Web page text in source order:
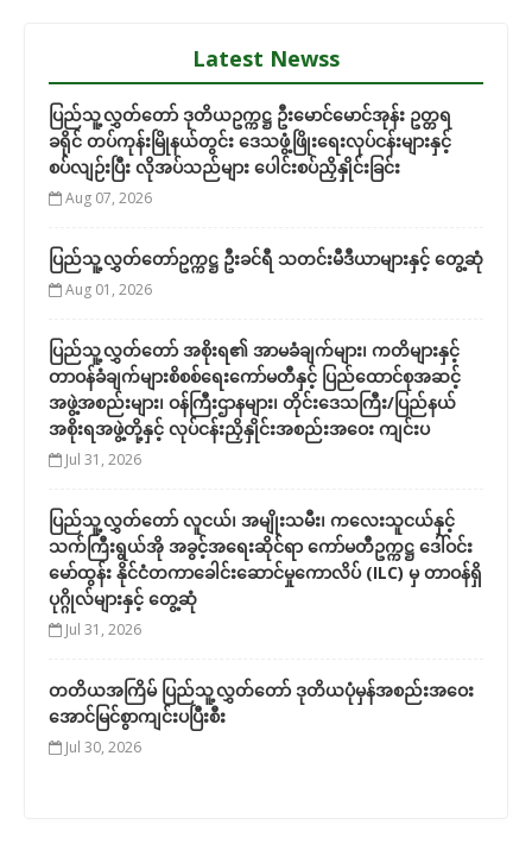
Latest Newss
ပြည်သူ့လွှတ်တော် ဒုတိယဥက္ကဋ္ဌ ဦးမောင်မောင်အုန်း ဥတ္တရ
ခရိုင် တပ်ကုန်းမြိုနယ်တွင်း ဒေသဖွံ့ဖြိုးရေးလုပ်ငန်းများနှင့်
စပ်လျဉ်းပြီး လိုအပ်သည်များ ပေါင်းစပ်ညှိနှိုင်းခြင်း
Aug 07, 2026
ပြည်သူ့လွှတ်တော်ဥက္ကဋ္ဌ ဦးခင်ရီ သတင်းမီဒီယာများနှင့် တွေ့ဆုံ
Aug 01, 2026
ပြည်သူ့လွှတ်တော် အစိုးရ၏ အာမခံချက်များ၊ ကတိများနှင့်
တာဝန်ခံချက်များစိစစ်ရေးကော်မတီနှင့် ပြည်ထောင်စုအဆင့်
အဖွဲ့အစည်းများ၊ ဝန်ကြီးဌာနများ၊ တိုင်းဒေသကြီး/ပြည်နယ်
အစိုးရအဖွဲ့တို့နှင့် လုပ်ငန်းညှိနှိုင်းအစည်းအဝေး ကျင်းပ
Jul 31, 2026
ပြည်သူ့လွှတ်တော် လူငယ်၊ အမျိုးသမီး၊ ကလေးသူငယ်နှင့်
သက်ကြီးရွယ်အို အခွင့်အရေးဆိုင်ရာ ကော်မတီဥက္ကဋ္ဌ ဒေါ်ဝင်း
မော်ထွန်း နိုင်ငံတကာခေါင်းဆောင်မှုကောလိပ် (ILC) မှ တာဝန်ရှိ
ပုဂ္ဂိုလ်များနှင့် တွေ့ဆုံ
Jul 31, 2026
တတိယအကြိမ် ပြည်သူ့လွှတ်တော် ဒုတိယပုံမှန်အစည်းအဝေး
အောင်မြင်စွာကျင်းပပြီးစီး
Jul 30, 2026